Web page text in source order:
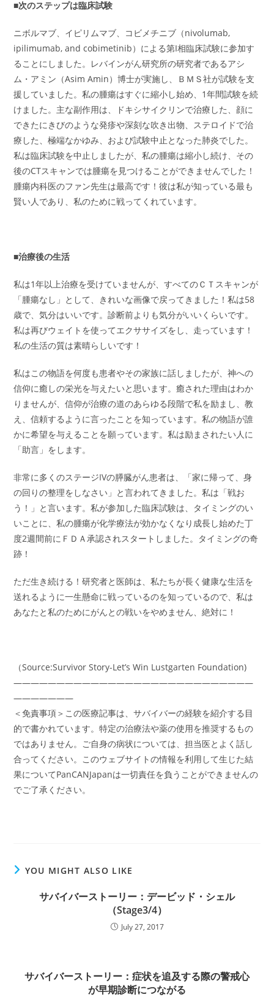
■次のステップは臨床試験
ニボルマブ、イピリムマブ、コビメチニブ（nivolumab,
ipilimumab, and cobimetinib）による第I相臨床試験に参加す
ることにしました。レバインがん研究所の研究者であるアシ
ム・アミン（Asim Amin）博士が実施し、ＢＭＳ社が試験を支
援していました。私の腫瘍はすぐに縮小し始め、1年間試験を続
けました。主な副作用は、ドキシサイクリンで治療した、顔に
できたにきびのような発疹や深刻な吹き出物、ステロイドで治
療した、極端なかゆみ、および試験中止となった肺炎でした。
私は臨床試験を中止しましたが、私の腫瘍は縮小し続け、その
後のCTスキャンでは腫瘍を見つけることができませんでした！
腫瘍内科医のファン先生は最高です！彼は私が知っている最も
賢い人であり、私のために戦ってくれています。
■治療後の生活
私は1年以上治療を受けていませんが、すべてのＣＴスキャンが
「腫瘍なし」として、きれいな画像で戻ってきました！私は58
歳で、気分はいいです。診断前よりも気分がいいくらいです。
私は再びウェイトを使ってエクササイズをし、走っています！
私の生活の質は素晴らしいです！
私はこの物語を何度も患者やその家族に話しましたが、神への
信仰に癒しの栄光を与えたいと思います。癒された理由はわか
りませんが、信仰が治療の道のあらゆる段階で私を励まし、教
え、信頼するように言ったことを知っています。私の物語が誰
かに希望を与えることを願っています。私は励まされたい人に
「助言」をします。
非常に多くのステージIVの膵臓がん患者は、「家に帰って、身
の回りの整理をしなさい」と言われてきました。私は「戦お
う！」と言います。私が参加した臨床試験は、タイミングのい
いことに、私の腫瘍が化学療法が効かなくなり成長し始めた丁
度2週間前にＦＤＡ承認されスタートしました。タイミングの奇
跡！
ただ生き続ける！研究者と医師は、私たちが長く健康な生活を
送れるように一生懸命に戦っているのを知っているので、私は
あなたと私のためにがんとの戦いをやめません、絶対に！
（Source:Survivor Story-Let’s Win Lustgarten Foundation)
――――――――――――――――――――――――――――
―――――――
＜免責事項＞この医療記事は、サバイバーの経験を紹介する目
的で書かれています。特定の治療法や薬の使用を推奨するもの
ではありません。ご自身の病状については、担当医とよく話し
合ってください。このウェブサイトの情報を利用して生じた結
果についてPanCANJapanは一切責任を負うことができませんの
でご了承ください。
YOU MIGHT ALSO LIKE
サバイバーストーリー：デービッド・シェル
（Stage3/4）
July 27, 2017
サバイバーストーリー：症状を追及する際の警戒心
が早期診断につながる